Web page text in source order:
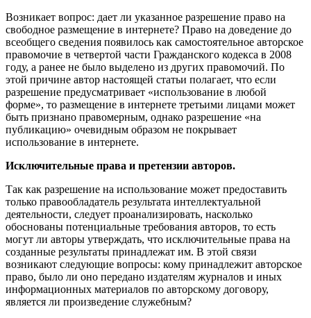
Возникает вопрос: дает ли указанное разрешение право на
свободное размещение в интернете? Право на доведение до
всеобщего сведения появилось как самостоятельное авторское
правомочие в четвертой части Гражданского кодекса в 2008
году, а ранее не было выделено из других правомочий. По
этой причине автор настоящей статьи полагает, что если
разрешение предусматривает «использование в любой
форме», то размещение в интернете третьими лицами может
быть признано правомерным, однако разрешение «на
публикацию» очевидным образом не покрывает
использование в интернете.
Исключительные права и претензии авторов.
Так как разрешение на использование может предоставить
только правообладатель результата интеллектуальной
деятельности, следует проанализировать, насколько
обоснованы потенциальные требования авторов, то есть
могут ли авторы утверждать, что исключительные права на
созданные результаты принадлежат им. В этой связи
возникают следующие вопросы: кому принадлежит авторское
право, было ли оно передано издателям журналов и иных
информационных материалов по авторскому договору,
является ли произведение служебным?